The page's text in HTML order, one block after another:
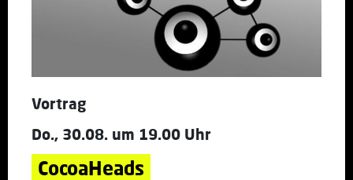
Vortrag
Do., 30.08. um 19.00 Uhr
CocoaHeads